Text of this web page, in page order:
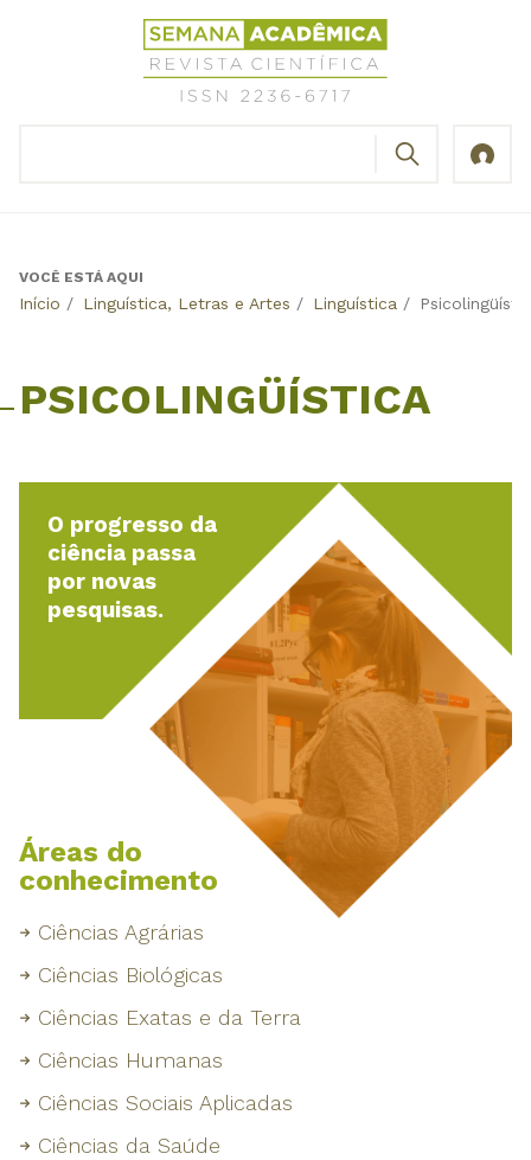
Revista
Científica
Semana
Back
VOCÊ ESTÁ AQUI
Início / Linguística, Letras e Artes / Linguística /
PSICOLINGÜÍSTICA
O progresso da
ciência passa
por novas
pesquisas.
Áreas do
conhecimento
Ciências Agrárias
Ciências Biológicas
Ciências Exatas e da Terra
Ciências Humanas
Ciências Sociais Aplicadas
Ciências da Saúde